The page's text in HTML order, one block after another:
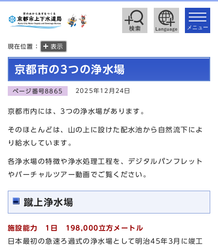
toggle
メニュー
現在位置： 表示
京都市の3つの浄水場
ページ番号8865 2025年12月24日
京都市内には、3つの浄水場があります。
そのほとんどは、山の上に設けた配水池から自然流下によ
り給水しています。
各浄水場の特徴や浄水処理工程を、デジタルパンフレット
やバーチャルツアー動画でご覧ください。
蹴上浄水場
施設能力 1日 198,000立方メートル
日本最初の急速ろ過式の浄水場として明治45年3月に竣工